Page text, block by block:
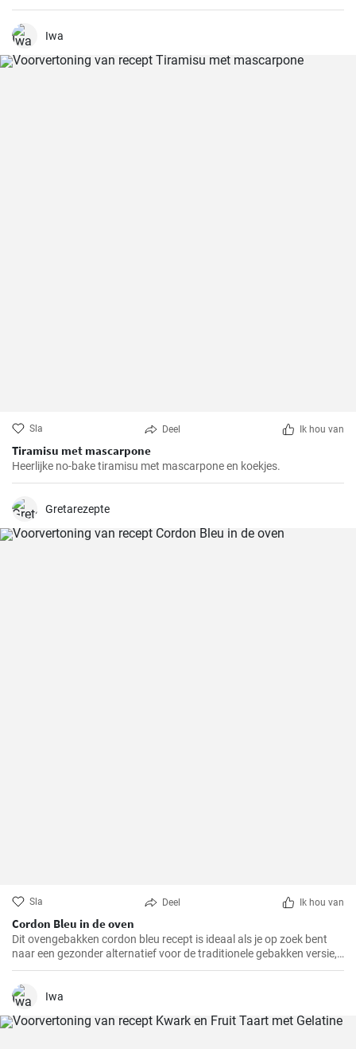
artisjokken in het seizoen zijn. Deze romige versie wordt gemaakt
met goede Parmezaanse kaas en een handvol gehakte noten.
Iwa
Sla Deel Ik hou van
Tiramisu met mascarpone
Heerlijke no-bake tiramisu met mascarpone en koekjes.
Gretarezepte
Sla Deel Ik hou van
Cordon Bleu in de oven
Dit ovengebakken cordon bleu recept is ideaal als je op zoek bent
naar een gezonder alternatief voor de traditionele gebakken versie,
maar toch wilt genieten van de heerlijke smaak en textuur van
cordon bleu. Ik heb dit recept op verschillende familiebijeenkomsten
gemaakt en het werd elke keer toegejuicht, en ik weet zeker dat het
Iwa